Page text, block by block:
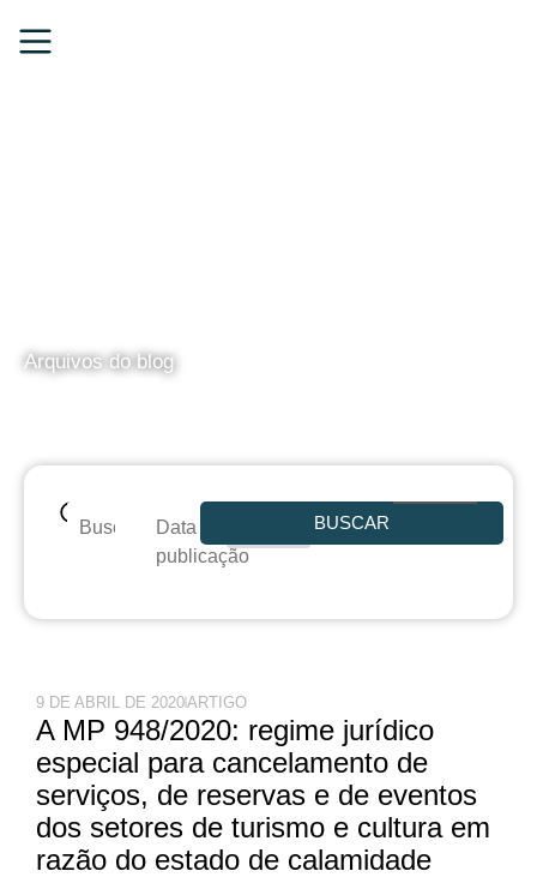
Arquivos do blog
Data de
publicação
BUSCAR
9 DE ABRIL DE 2020ARTIGO
A MP 948/2020: regime jurídico
especial para cancelamento de
serviços, de reservas e de eventos
dos setores de turismo e cultura em
razão do estado de calamidade